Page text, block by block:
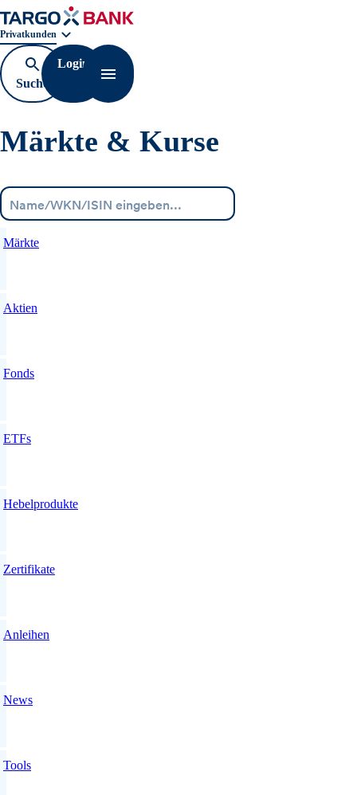
Geschäftsbereichnavigation. Aktuelle Auswahl:
Privatkunden
Suche
öffnen
Login
Navigation öffnen
Märkte & Kurse
Märkte
Aktien
Fonds
ETFs
Hebelprodukte
Zertifikate
Anleihen
News
Tools